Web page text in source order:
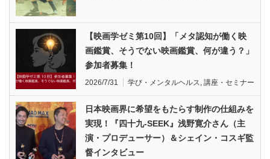
【映画学ゼミ第10回】「メタ認知が働く映
画鑑賞、そうでない映画鑑賞、何が違う？」
参加者募集！
2026/7/31 学び・メンタルヘルス, 講座・セミナー
日本映画界に希望をもたらす制作の仕組みを
実現！『四十九-SEEK』浅野寛介さん（主
演・プロデューサー）＆シェイン・コスギ監
督インタビュー